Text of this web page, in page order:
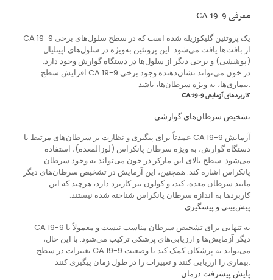
معرفی CA 19-9
CA 19-9 یک پروتئین گلیکوزیله شده است که در سطح سلول‌های برخی
از بافت‌ها یافت می‌شود. این پروتئین به‌ویژه در سلول‌های اپیتلیال
(پوششی) و برخی دیگر از سلول‌ها در دستگاه گوارش وجود دارد.
افزایش سطح CA 19-9 در خون می‌تواند نشان‌دهنده وجود برخی
بیماری‌ها، به ویژه سرطان‌ها، باشد.
کاربردهای آزمایش CA 19-9
تشخیص سرطان‌های گوارشی
آزمایش CA 19-9 عمدتاً برای پیگیری و نظارت بر سرطان‌های مرتبط با
دستگاه گوارش، به ویژه سرطان پانکراس (لوزالمعده)، استفاده
می‌شود. سطح بالای این مارکر در خون می‌تواند به وجود سرطان
پانکراس اشاره کند. همچنین، این آزمایش در تشخیص سرطان‌های دیگر
مانند سرطان معده، کبد، و کولون نیز کاربرد دارد، هرچند که این
کاربردها به اندازه سرطان پانکراس شناخته شده نیستند.
پیش‌بینی و پیشگیری
CA 19-9 به تنهایی برای تشخیص سرطان مناسب نیست و معمولاً با
دیگر آزمایش‌ها و ارزیابی‌های پزشکی ترکیب می‌شود. با این حال،
تغییرات در سطح CA 19-9 می‌تواند به پزشکان کمک کند تا وضعیت
بیماری را ارزیابی کنند و تغییرات را در طول زمان پیگیری کنند.
پایش پیشرفت درمان